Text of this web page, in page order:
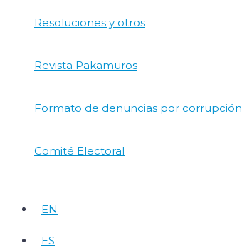
Resoluciones y otros
Revista Pakamuros
Formato de denuncias por corrupción
Comité Electoral
EN
ES